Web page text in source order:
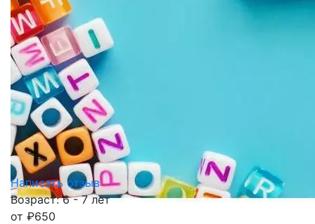
Написать отзыв
Возраст: 6 - 7 лет
от ₽650